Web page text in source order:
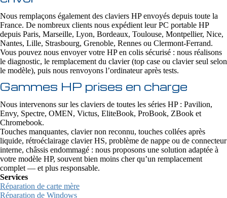
Nous remplaçons également des claviers HP envoyés depuis toute la
France. De nombreux clients nous expédient leur PC portable HP
depuis Paris, Marseille, Lyon, Bordeaux, Toulouse, Montpellier, Nice,
Nantes, Lille, Strasbourg, Grenoble, Rennes ou Clermont-Ferrand.
Vous pouvez nous envoyer votre HP en colis sécurisé : nous réalisons
le diagnostic, le remplacement du clavier (top case ou clavier seul selon
le modèle), puis nous renvoyons l’ordinateur après tests.
Gammes HP prises en charge
Nous intervenons sur les claviers de toutes les séries HP : Pavilion,
Envy, Spectre, OMEN, Victus, EliteBook, ProBook, ZBook et
Chromebook.
Touches manquantes, clavier non reconnu, touches collées après
liquide, rétroéclairage clavier HS, problème de nappe ou de connecteur
interne, châssis endommagé : nous proposons une solution adaptée à
votre modèle HP, souvent bien moins cher qu’un remplacement
complet — et plus responsable.
Services
Réparation de carte mère
Réparation de Windows